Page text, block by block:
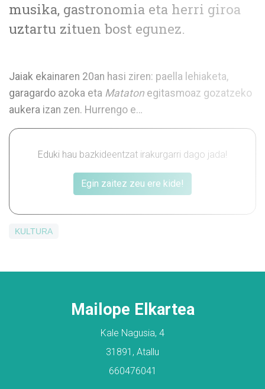
musika, gastronomia eta herri giroa
uztartu zituen bost egunez.
Jaiak ekainaren 20an hasi ziren: paella lehiaketa,
garagardo azoka eta Mataton egitasmoaz gozatzeko
aukera izan zen. Hurrengo e…
Eduki hau bazkideentzat irakurgarri dago jada!
Egin zaitez zeu ere kide!
KULTURA
Mailope Elkartea
Kale Nagusia, 4
31891, Atallu
660476041